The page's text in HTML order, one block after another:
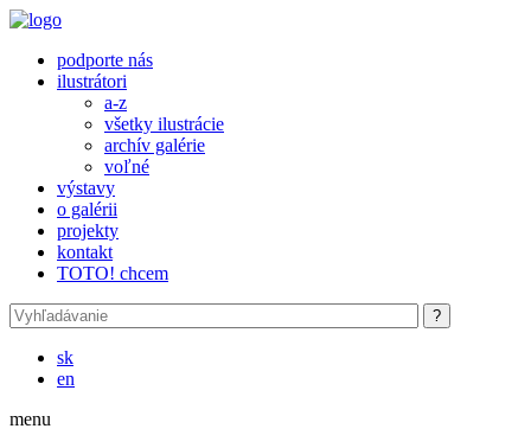
Skočiť na hlavný obsah
podporte nás
ilustrátori
a-z
všetky ilustrácie
archív galérie
voľné
výstavy
o galérii
projekty
kontakt
TOTO! chcem
sk
en
menu